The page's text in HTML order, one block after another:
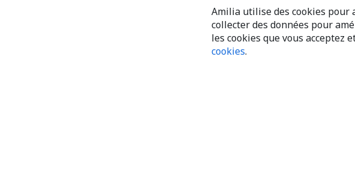
Amilia utilise des cookies
collecter des données pour
les cookies que vous acceptez
cookies.